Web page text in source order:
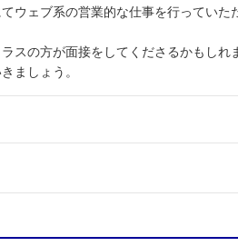
ウェブ系の営業的な仕事を行ってい
スの方が面接をしてくださるかもし
ましょう。